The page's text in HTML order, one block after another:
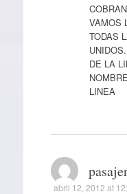
VAMOS
TODAS
DE LA
LINEA
abril 12, 2012 at